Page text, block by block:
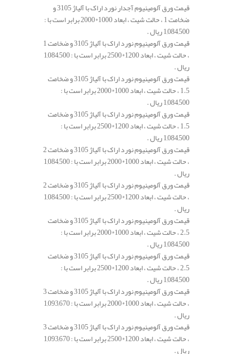
قیمت ورق آلومینیوم آجدار نورد اراک با آلیاژ 3105 و
ضخامت 1 ، حالت شیت ، ابعاد 1000*2000 برابر است با :
1,084,500 ریال .
قیمت ورق آلومینیوم نورد اراک با آلیاژ 3105 و ضخامت 1
، حالت شیت ، ابعاد 1200*2500 برابر است با : 1,084,500
ریال .
قیمت ورق آلومینیوم نورد اراک با آلیاژ 3105 و ضخامت
1.5 ، حالت شیت ، ابعاد 1000*2000 برابر است با :
1,084,500 ریال .
قیمت ورق آلومینیوم نورد اراک با آلیاژ 3105 و ضخامت
1.5 ، حالت شیت ، ابعاد 1200*2500 برابر است با :
1,084,500 ریال .
قیمت ورق آلومینیوم نورد اراک با آلیاژ 3105 و ضخامت 2
، حالت شیت ، ابعاد 1000*2000 برابر است با : 1,084,500
ریال .
قیمت ورق آلومینیوم نورد اراک با آلیاژ 3105 و ضخامت 2
، حالت شیت ، ابعاد 1200*2500 برابر است با : 1,084,500
ریال .
قیمت ورق آلومینیوم نورد اراک با آلیاژ 3105 و ضخامت
2.5 ، حالت شیت ، ابعاد 1000*2000 برابر است با :
1,084,500 ریال .
قیمت ورق آلومینیوم نورد اراک با آلیاژ 3105 و ضخامت
2.5 ، حالت شیت ، ابعاد 1200*2500 برابر است با :
1,084,500 ریال .
قیمت ورق آلومینیوم نورد اراک با آلیاژ 3105 و ضخامت 3
، حالت شیت ، ابعاد 1000*2000 برابر است با : 1,093,670
ریال .
قیمت ورق آلومینیوم نورد اراک با آلیاژ 3105 و ضخامت 3
، حالت شیت ، ابعاد 1200*2500 برابر است با : 1,093,670
ریال .